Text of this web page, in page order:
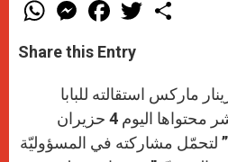
h
t
s
e
s
e
g
e
r
a
e
b
o
k
w
Share this Entry
ماركس استقالته للبابا
فرنسيس ضمن رسالة نُشر محتواها اليوم 4 حزيران
لتحمّل مشاركته في المسؤوليّة